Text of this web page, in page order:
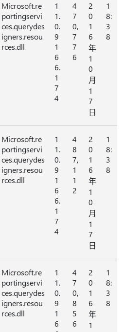
Microsoft.re
portingservi
ces.querydes
igners.resou
rces.dll
1
1.
0.
9
1
6
6.
1
7
4
4
7
0,
7
7
6
2
0
1
6
年
1
0
月
1
7
日
1
8:
3
8
Microsoft.re
portingservi
ces.querydes
igners.resou
rces.dll
1
1.
0.
9
1
6
6.
1
7
4
4
8
7,
1
1
2
2
0
1
6
年
1
0
月
1
7
日
1
8:
3
8
Microsoft.re
portingservi
ces.querydes
igners.resou
rces.dll
1
1.
0.
9
1
6
4
7
0,
8
5
6
2
0
1
6
年
1
1
8:
3
8